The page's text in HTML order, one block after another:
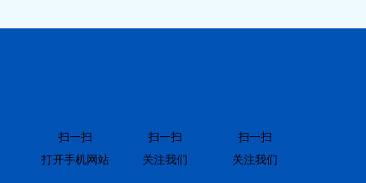
扫一扫
打开手机网站
扫一扫
关注我们
扫一扫
关注我们